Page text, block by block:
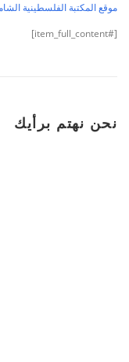
موقع المكتبة الفلسطينية
[#item_full_content]
نحن نهتم برأيك